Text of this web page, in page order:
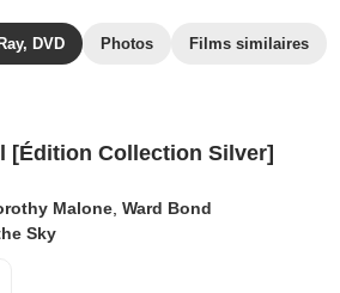
DVD Photos Films similaires
[Édition Collection Silver]
Malone, Ward Bond
Sky